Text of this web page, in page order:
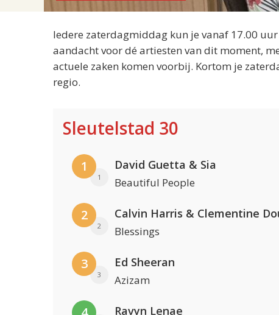
Iedere zaterdagmiddag kun je vanaf 17.00
aandacht voor dé artiesten van dit moment,
actuele zaken komen voorbij. Kortom je
regio.
Sleutelstad 30
1
1
David Guetta & Sia
Beautiful People
2
2
Calvin Harris & Clementine
Blessings
3
3
Ed Sheeran
Azizam
Ravyn Lenae